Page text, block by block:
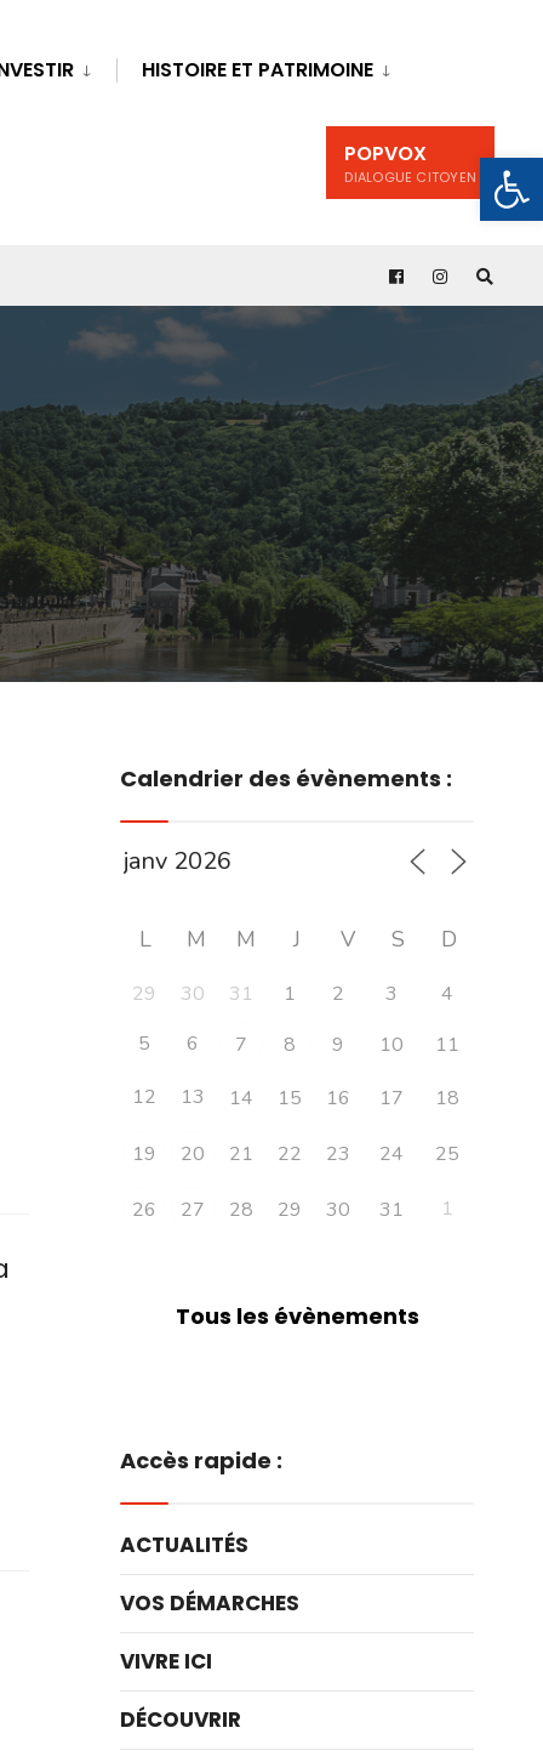
HISTOIRE ET PATRIMOINE
POPVOX
DIALOGUE CITOYEN
Calendrier des évènements :
L M M J V S D
29 30 31 1 2 3
4
5
6 7 8 9 10
11
12
13 14 15 16 17 18
19 20 21 22 23 24 25
26 27 28 29 30 31 1
Tous les évènements
Accès rapide :
ACTUALITÉS
VOS DÉMARCHES
VIVRE ICI
DÉCOUVRIR